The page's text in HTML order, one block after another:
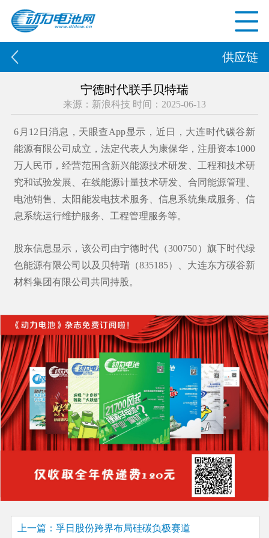
供应链
宁德时代联手贝特瑞
来源：新浪科技 时间：2025-06-13
6月12日消息，天眼查App显示，近日，大连时代碳谷新
能源有限公司成立，法定代表人为康保华，注册资本1000
万人民币，经营范围含新兴能源技术研发、工程和技术研
究和试验发展、在线能源计量技术研发、合同能源管理、
电池销售、太阳能发电技术服务、信息系统集成服务、信
息系统运行维护服务、工程管理服务等。
股东信息显示，该公司由宁德时代（300750）旗下时代绿
色能源有限公司以及 贝特瑞 （835185）、大连东方碳谷新
材料集团有限公司共同持股。
上一篇：孚日股份跨界布局硅碳负极赛道